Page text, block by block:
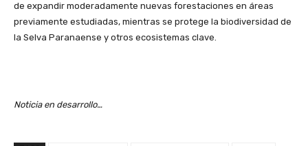
de expandir moderadamente nuevas forestaciones en áreas
previamente estudiadas, mientras se protege la biodiversidad de
la Selva Paranaense y otros ecosistemas clave.
Noticia en desarrollo…